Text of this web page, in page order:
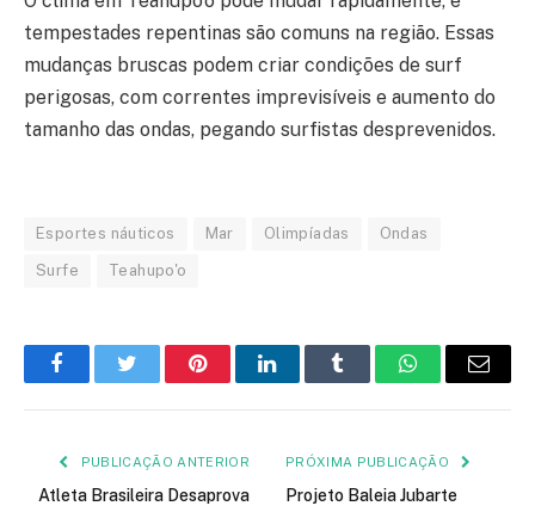
tempestades repentinas são comuns na região. Essas
mudanças bruscas podem criar condições de surf
perigosas, com correntes imprevisíveis e aumento do
tamanho das ondas, pegando surfistas desprevenidos.
Esportes náuticos Mar Olimpíadas Ondas
Surfe Teahupo'o
FacebookTwitter PinterestLinkedInTumblr WhatsApp
E-
PUBLICAÇÃO ANTERIOR
Atleta Brasileira Desaprova
PRÓXIMA PUBLICAÇÃO
Projeto Baleia Jubarte